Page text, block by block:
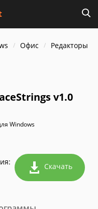
Офис
Редакторы
v1.0
Windows
Скачать